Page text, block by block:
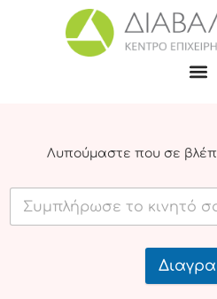
Λυπούμαστε που σε